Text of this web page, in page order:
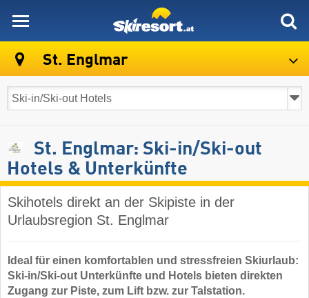
St. Englmar
St. Englmar: Ski-in/Ski-out
Hotels & Unterkünfte
Skihotels direkt an der Skipiste in der
Urlaubsregion St. Englmar
Ideal für einen komfortablen und stressfreien Skiurlaub:
Ski-in/Ski-out Unterkünfte und Hotels bieten direkten
Zugang zur Piste, zum Lift bzw. zur Talstation.